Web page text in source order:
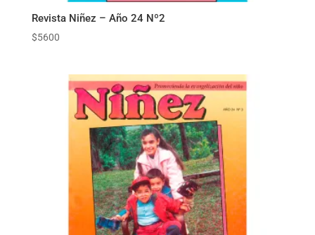
Revista Niñez – Año 24 Nº2
$5600